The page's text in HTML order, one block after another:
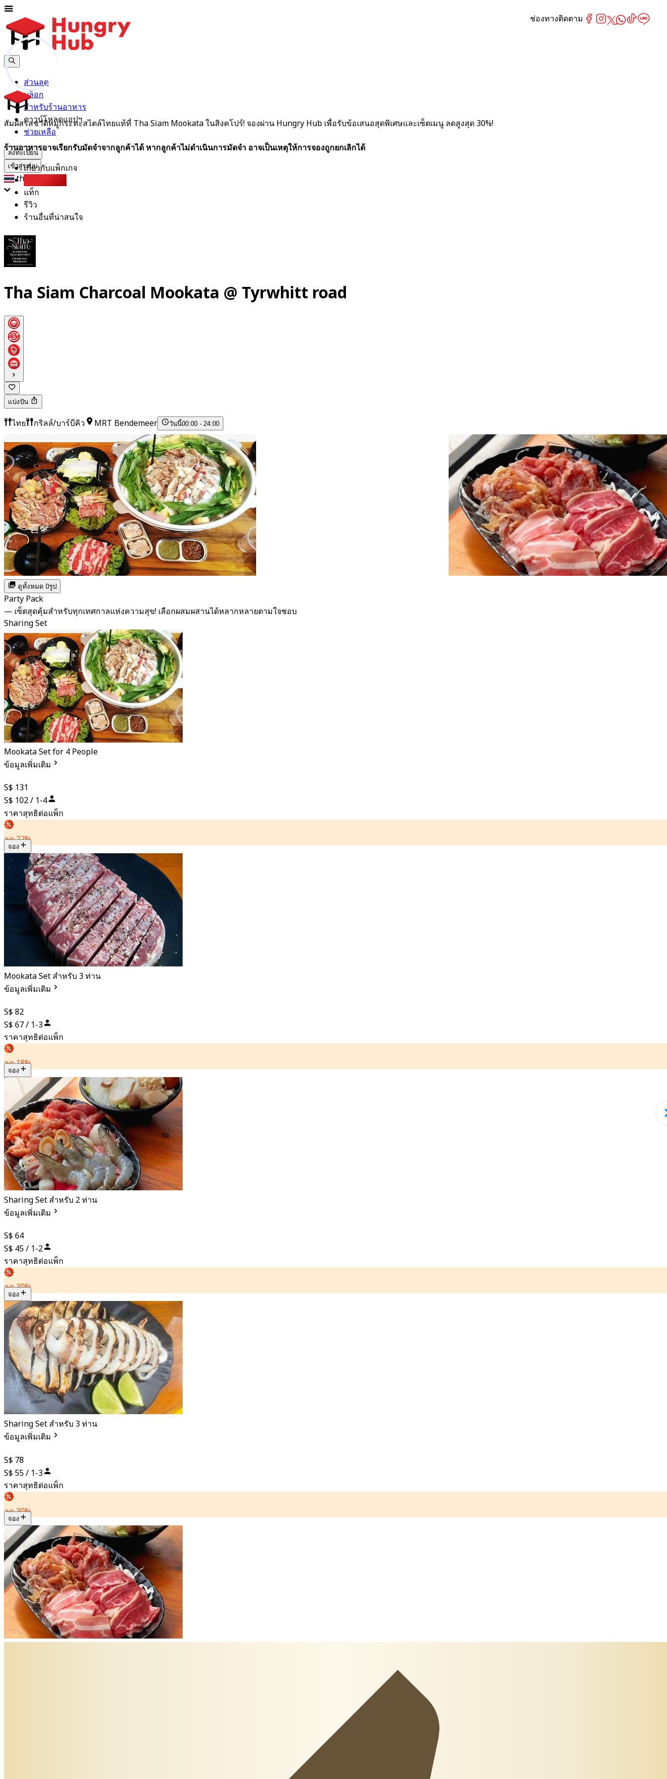
ส่วนลด
บล็อก
สำหรับร้านอาหาร
ดาวน์โหลดแอปฯ
ช่วยเหลือ
ลงทะเบียน
เข้าสู่ระบบ
th
สัมผัสรสชาติหมูกระทะสไตล์ไทยแท้ที่ Tha Siam Mookata ในสิงคโปร์! จองผ่าน Hungry Hub เพื่อรับข้อเสนอสุดพิเศษและเซ็ตเมนู ลดสูงสุด 30%!
ร้านอาหารอาจเรียกรับมัดจำจากลูกค้าได้ หากลูกค้าไม่ดำเนินการมัดจำ อาจเป็นเหตุให้การจองถูกยกเลิกได้
เกี่ยวกับแพ็กเกจ
แท็ก
รีวิว
ร้านอื่นที่น่าสนใจ
Tha Siam Charcoal Mookata @ Tyrwhitt road
แบ่งปัน
ไทย กริลล์/บาร์บีคิว MRT Bendemeer วันนี้00:00 - 24:00
ดูทั้งหมด 0รูป
Party Pack
— เซ็ตสุดคุ้มสำหรับทุกเทศกาลแห่งความสุข! เลือกผสมผสานได้หลากหลายตามใจชอบ
Sharing Set
Mookata Set for 4 People
ข้อมูลเพิ่มเติม
S$ 131
S$ 102 / 1-4
ราคาสุทธิต่อแพ็ก
ลด 22%
จอง
Mookata Set สำหรับ 3 ท่าน
ข้อมูลเพิ่มเติม
S$ 82
S$ 67 / 1-3
ราคาสุทธิต่อแพ็ก
ลด 18%
จอง
Sharing Set สำหรับ 2 ท่าน
ข้อมูลเพิ่มเติม
S$ 64
S$ 45 / 1-2
ราคาสุทธิต่อแพ็ก
ลด 30%
จอง
Sharing Set สำหรับ 3 ท่าน
ข้อมูลเพิ่มเติม
S$ 78
S$ 55 / 1-3
ราคาสุทธิต่อแพ็ก
ลด 30%
จอง
ช่องทางติดตาม